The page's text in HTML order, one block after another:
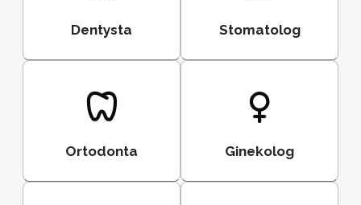
Dentysta Stomatolog
Ortodonta Ginekolog